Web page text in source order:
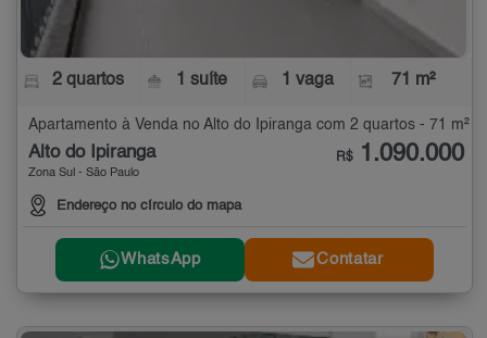
2 quartos 1 suíte 1 vaga 71 m²
Apartamento à Venda no Alto do Ipiranga com 2 quartos - 71 m²
Alto do Ipiranga
Zona Sul - São Paulo
Endereço no círculo do mapa
R$ 1.090.000
WhatsApp Contatar